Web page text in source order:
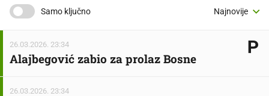
Samo ključno
26.03.2026. 23:34
Alajbegović zabio za prolaz Bosne
26.03.2026. 23:34